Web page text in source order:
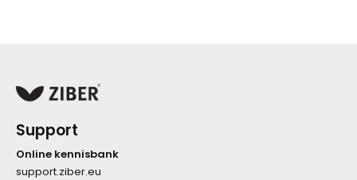
Support
Online kennisbank
support.ziber.eu